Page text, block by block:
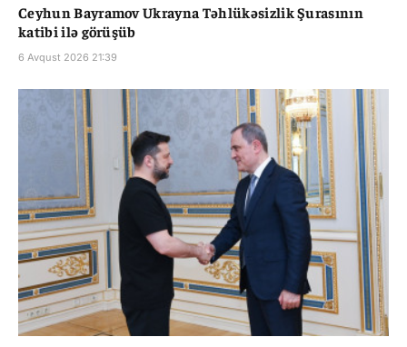
Ceyhun Bayramov Ukrayna Təhlükəsizlik Şurasının
katibi ilə görüşüb
6 Avqust 2026 21:39